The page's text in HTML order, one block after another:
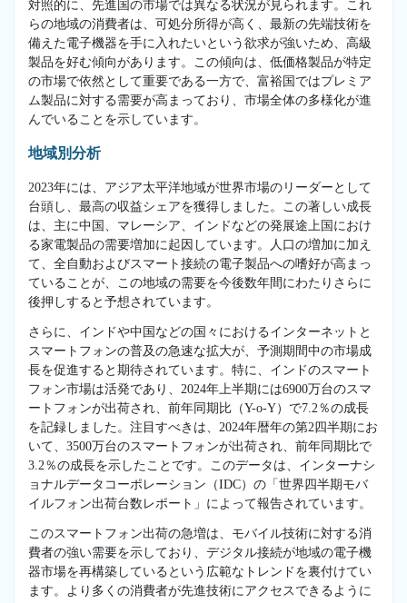
対照的に、先進国の市場では異なる状況が見られます。これ
らの地域の消費者は、可処分所得が高く、最新の先端技術を
備えた電子機器を手に入れたいという欲求が強いため、高級
製品を好む傾向があります。この傾向は、低価格製品が特定
の市場で依然として重要である一方で、富裕国ではプレミア
ム製品に対する需要が高まっており、市場全体の多様化が進
んでいることを示しています。
地域別分析
2023年には、アジア太平洋地域が世界市場のリーダーとして
台頭し、最高の収益シェアを獲得しました。この著しい成長
は、主に中国、マレーシア、インドなどの発展途上国におけ
る家電製品の需要増加に起因しています。人口の増加に加え
て、全自動およびスマート接続の電子製品への嗜好が高まっ
ていることが、この地域の需要を今後数年間にわたりさらに
後押しすると予想されています。
さらに、インドや中国などの国々におけるインターネットと
スマートフォンの普及の急速な拡大が、予測期間中の市場成
長を促進すると期待されています。特に、インドのスマート
フォン市場は活発であり、2024年上半期には6900万台のスマ
ートフォンが出荷され、前年同期比（Y-o-Y）で7.2％の成長
を記録しました。注目すべきは、2024年暦年の第2四半期にお
いて、3500万台のスマートフォンが出荷され、前年同期比で
3.2％の成長を示したことです。このデータは、インターナシ
ョナルデータコーポレーション（IDC）の「世界四半期モバ
イルフォン出荷台数レポート」によって報告されています。
このスマートフォン出荷の急増は、モバイル技術に対する消
費者の強い需要を示しており、デジタル接続が地域の電子機
器市場を再構築しているという広範なトレンドを裏付けてい
ます。より多くの消費者が先進技術にアクセスできるように